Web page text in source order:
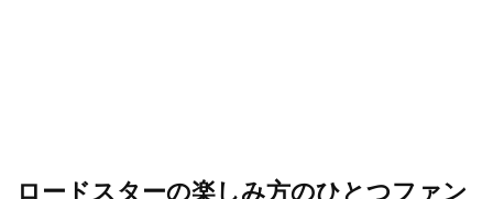
ロードスターの楽しみ方のひとつファン